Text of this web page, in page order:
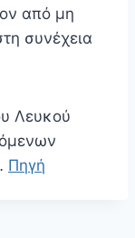
από μη
συνέχεια
Λευκού
Πηγή